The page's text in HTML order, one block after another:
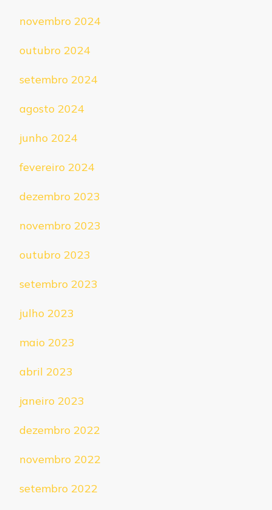
novembro 2024
outubro 2024
setembro 2024
agosto 2024
junho 2024
fevereiro 2024
dezembro 2023
novembro 2023
outubro 2023
setembro 2023
julho 2023
maio 2023
abril 2023
janeiro 2023
dezembro 2022
novembro 2022
setembro 2022